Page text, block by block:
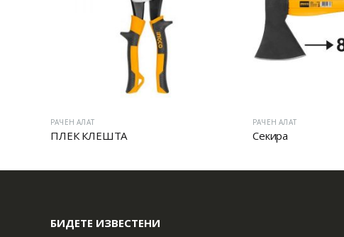
РАЧЕН АЛАТ
ПЛЕК КЛЕШТА
РАЧЕН АЛАТ
Секира
БИДЕТЕ ИЗВЕСТЕНИ